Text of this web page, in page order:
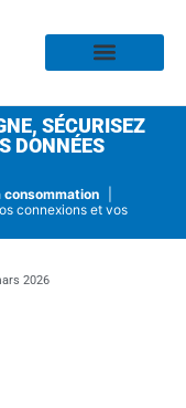
SÉCURISEZ
DONNÉES
consommation
connexions et vos
2026